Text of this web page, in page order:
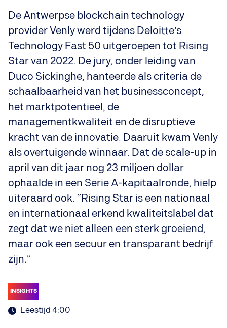
De Antwerpse blockchain technology
provider Venly werd tijdens Deloitte’s
Technology Fast 50 uitgeroepen tot Rising
Star van 2022. De jury, onder leiding van
Duco Sickinghe, hanteerde als criteria de
schaalbaarheid van het businessconcept,
het marktpotentieel, de
managementkwaliteit en de disruptieve
kracht van de innovatie. Daaruit kwam Venly
als overtuigende winnaar. Dat de scale-up in
april van dit jaar nog 23 miljoen dollar
ophaalde in een Serie A-kapitaalronde, hielp
uiteraard ook. “Rising Star is een nationaal
en internationaal erkend kwaliteitslabel dat
zegt dat we niet alleen een sterk groeiend,
maar ook een secuur en transparant bedrijf
zijn.”
INSIGHTS
Leestijd 4:00